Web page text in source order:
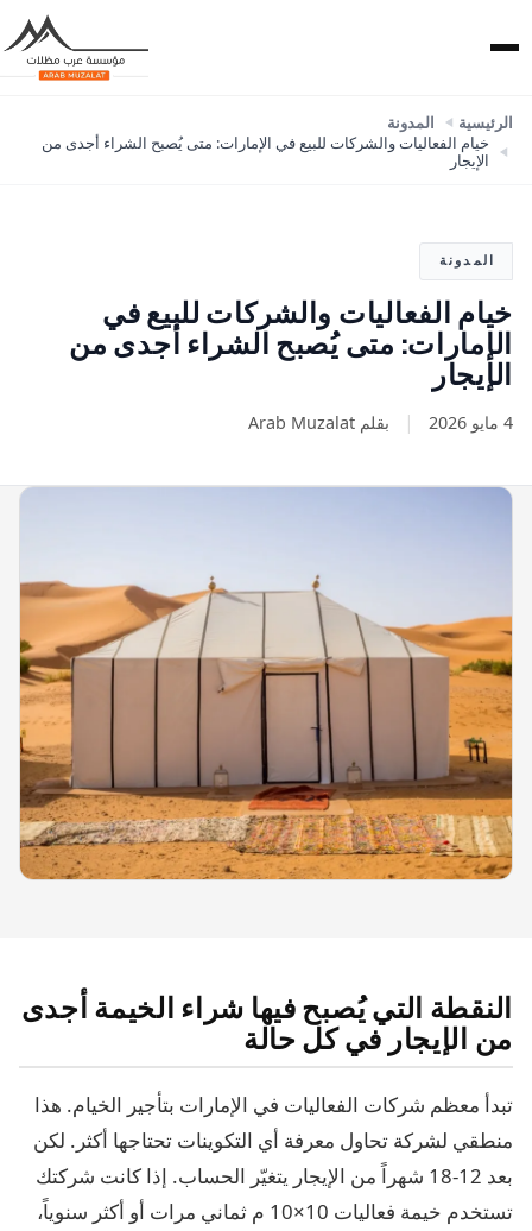
الرئيسية
المدونة
خيام الفعاليات والشركات للبيع في الإمارات: متى يُصبح الشراء أجدى من
الإيجار
المدونة
خيام الفعاليات والشركات للبيع في
الإمارات: متى يُصبح الشراء أجدى من
الإيجار
4 مايو 2026 | بقلم Arab Muzalat
النقطة التي يُصبح فيها شراء الخيمة أجدى
من الإيجار في كل حالة
تبدأ معظم شركات الفعاليات في الإمارات بتأجير الخيام. هذا
منطقي لشركة تحاول معرفة أي التكوينات تحتاجها أكثر. لكن
بعد 12-18 شهراً من الإيجار يتغيّر الحساب. إذا كانت شركتك
تستخدم خيمة فعاليات 10×10 م ثماني مرات أو أكثر سنوياً،